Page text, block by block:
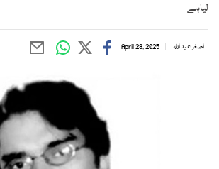
لیاہے
اصغر عبد اللہ April 28, 2025